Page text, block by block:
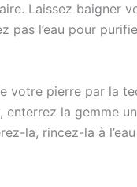
Laissez baigner
pas l’eau pour
votre pierre par la
enterrez la gemme
la, rincez-la à